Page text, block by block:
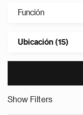
Función
Ubicación (15)
Show Filters